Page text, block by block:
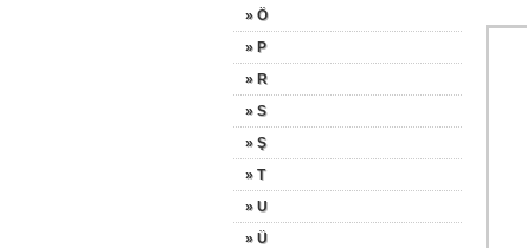
» Ö
» P
» R
» S
» Ş
» T
» U
» Ü